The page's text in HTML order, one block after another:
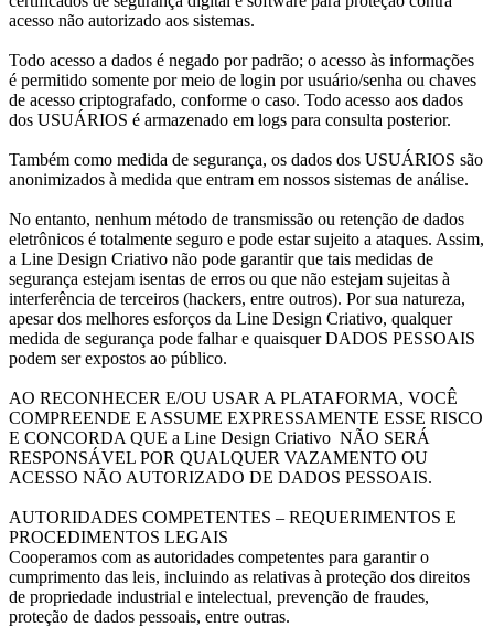
acesso não autorizado aos sistemas.
Todo acesso a dados é negado por padrão; o acesso às informações
é permitido somente por meio de login por usuário/senha ou chaves
de acesso criptografado, conforme o caso. Todo acesso aos dados
dos USUÁRIOS é armazenado em logs para consulta posterior.
Também como medida de segurança, os dados dos USUÁRIOS são
anonimizados à medida que entram em nossos sistemas de análise.
No entanto, nenhum método de transmissão ou retenção de dados
eletrônicos é totalmente seguro e pode estar sujeito a ataques. Assim,
a Line Design Criativo não pode garantir que tais medidas de
segurança estejam isentas de erros ou que não estejam sujeitas à
interferência de terceiros (hackers, entre outros). Por sua natureza,
apesar dos melhores esforços da Line Design Criativo, qualquer
medida de segurança pode falhar e quaisquer DADOS PESSOAIS
podem ser expostos ao público.
AO RECONHECER E/OU USAR A PLATAFORMA, VOCÊ
COMPREENDE E ASSUME EXPRESSAMENTE ESSE RISCO
E CONCORDA QUE a Line Design Criativo NÃO SERÁ
RESPONSÁVEL POR QUALQUER VAZAMENTO OU
ACESSO NÃO AUTORIZADO DE DADOS PESSOAIS.
AUTORIDADES COMPETENTES – REQUERIMENTOS E
PROCEDIMENTOS LEGAIS
Cooperamos com as autoridades competentes para garantir o
cumprimento das leis, incluindo as relativas à proteção dos direitos
de propriedade industrial e intelectual, prevenção de fraudes,
proteção de dados pessoais, entre outras.